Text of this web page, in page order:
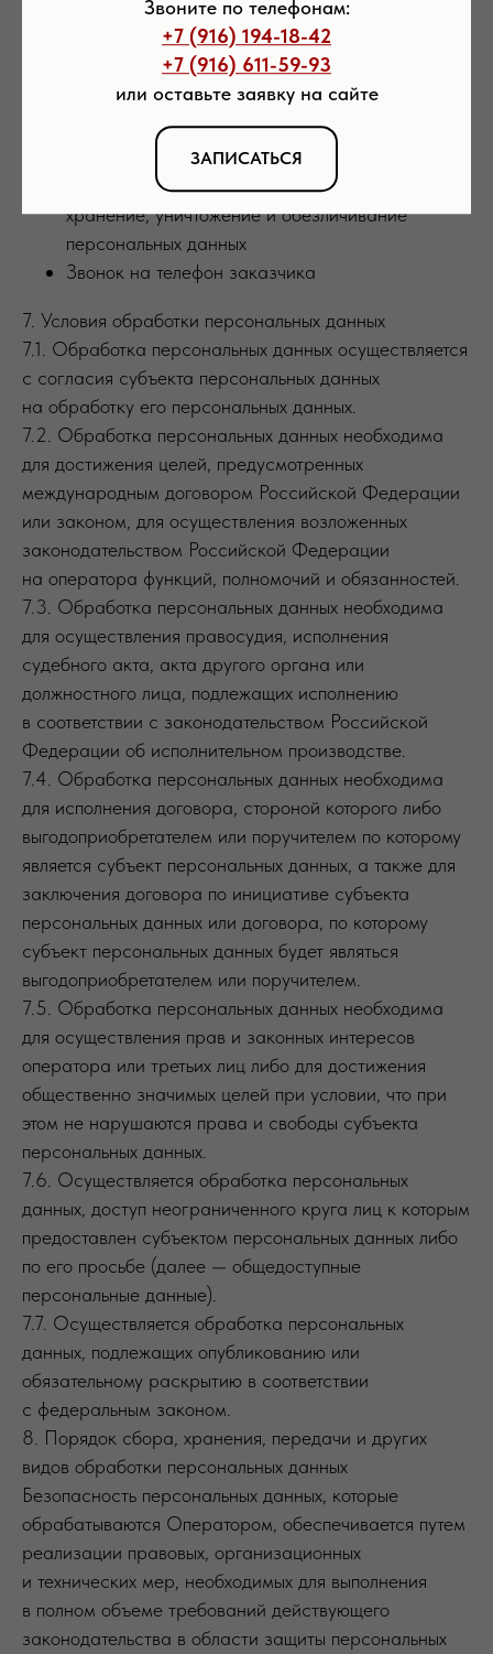
Звоните по телефонам:
+7 (916) 194-18-42
+7 (916) 611-59-93
или оставьте заявку на сайте
ЗАПИСАТЬСЯ
Федеральный закон «Об информации,
информационных технологиях и о защите
информации» от 27.07.2006 N 149-ФЗ
Виды обработки персональных данных
Сбор, запись, систематизация, накопление,
хранение, уничтожение и обезличивание
персональных данных
Звонок на телефон заказчика
7. Условия обработки персональных данных
7.1. Обработка персональных данных осуществляется
с согласия субъекта персональных данных
на обработку его персональных данных.
7.2. Обработка персональных данных необходима
для достижения целей, предусмотренных
международным договором Российской Федерации
или законом, для осуществления возложенных
законодательством Российской Федерации
на оператора функций, полномочий и обязанностей.
7.3. Обработка персональных данных необходима
для осуществления правосудия, исполнения
судебного акта, акта другого органа или
должностного лица, подлежащих исполнению
в соответствии с законодательством Российской
Федерации об исполнительном производстве.
7.4. Обработка персональных данных необходима
для исполнения договора, стороной которого либо
выгодоприобретателем или поручителем по которому
является субъект персональных данных, а также для
заключения договора по инициативе субъекта
персональных данных или договора, по которому
субъект персональных данных будет являться
выгодоприобретателем или поручителем.
7.5. Обработка персональных данных необходима
для осуществления прав и законных интересов
оператора или третьих лиц либо для достижения
общественно значимых целей при условии, что при
этом не нарушаются права и свободы субъекта
персональных данных.
7.6. Осуществляется обработка персональных
данных, доступ неограниченного круга лиц к которым
предоставлен субъектом персональных данных либо
по его просьбе (далее — общедоступные
персональные данные).
7.7. Осуществляется обработка персональных
данных, подлежащих опубликованию или
обязательному раскрытию в соответствии
с федеральным законом.
8. Порядок сбора, хранения, передачи и других
видов обработки персональных данных
Безопасность персональных данных, которые
обрабатываются Оператором, обеспечивается путем
реализации правовых, организационных
и технических мер, необходимых для выполнения
в полном объеме требований действующего
законодательства в области защиты персональных